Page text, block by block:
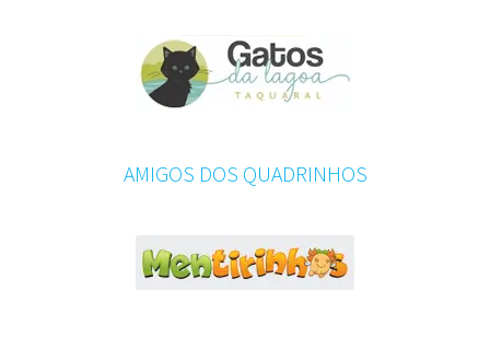
AMIGOS DOS QUADRINHOS